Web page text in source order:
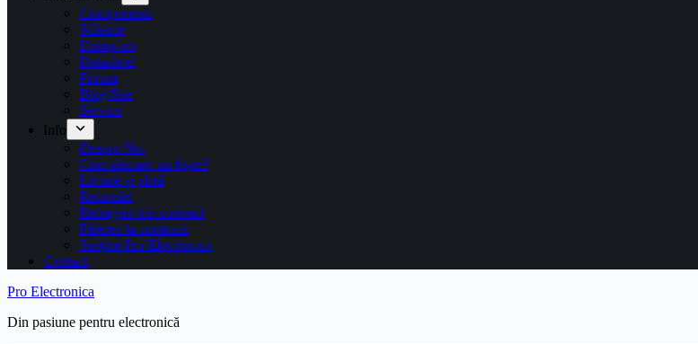
Componente
Scheme
Dump-uri
Datasheet
Forum
Blog/Site
Service
Info
Despre Noi
Cum descarc un fişier?
Livrare și plată
Returnări
Retragere din contract
Părerea ta contează
Susține Pro Electronica
Contact
Pro Electronica
Din pasiune pentru electronică